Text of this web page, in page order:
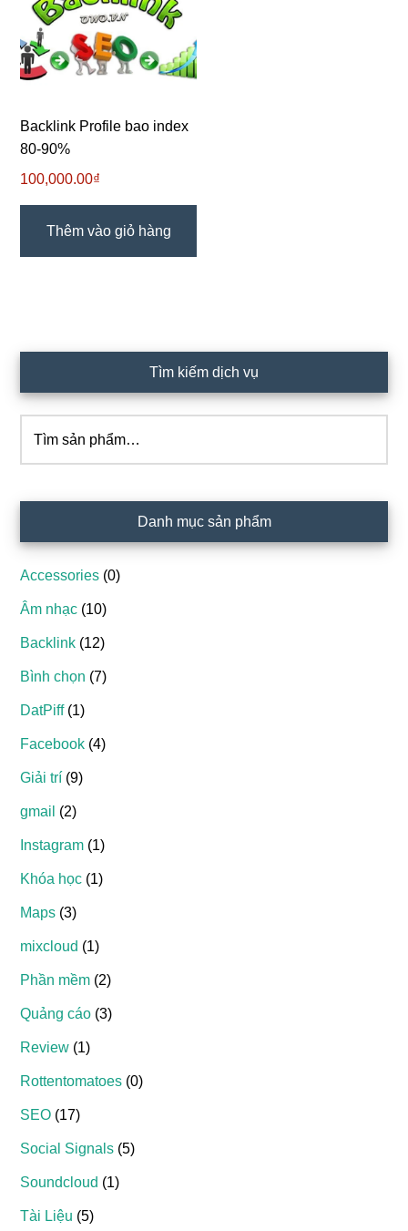
Backlink Profile bao index
80-90%
100,000.00₫
Thêm vào giỏ hàng
chính
Tìm kiếm dịch vụ
kiếm:
Danh mục sản phẩm
Accessories (0)
Âm nhạc (10)
Backlink (12)
Bình chọn (7)
DatPiff (1)
Facebook (4)
Giải trí (9)
gmail (2)
Instagram (1)
Khóa học (1)
Maps (3)
mixcloud (1)
Phần mềm (2)
Quảng cáo (3)
Review (1)
Rottentomatoes (0)
SEO (17)
Social Signals (5)
Soundcloud (1)
Tài Liệu (5)